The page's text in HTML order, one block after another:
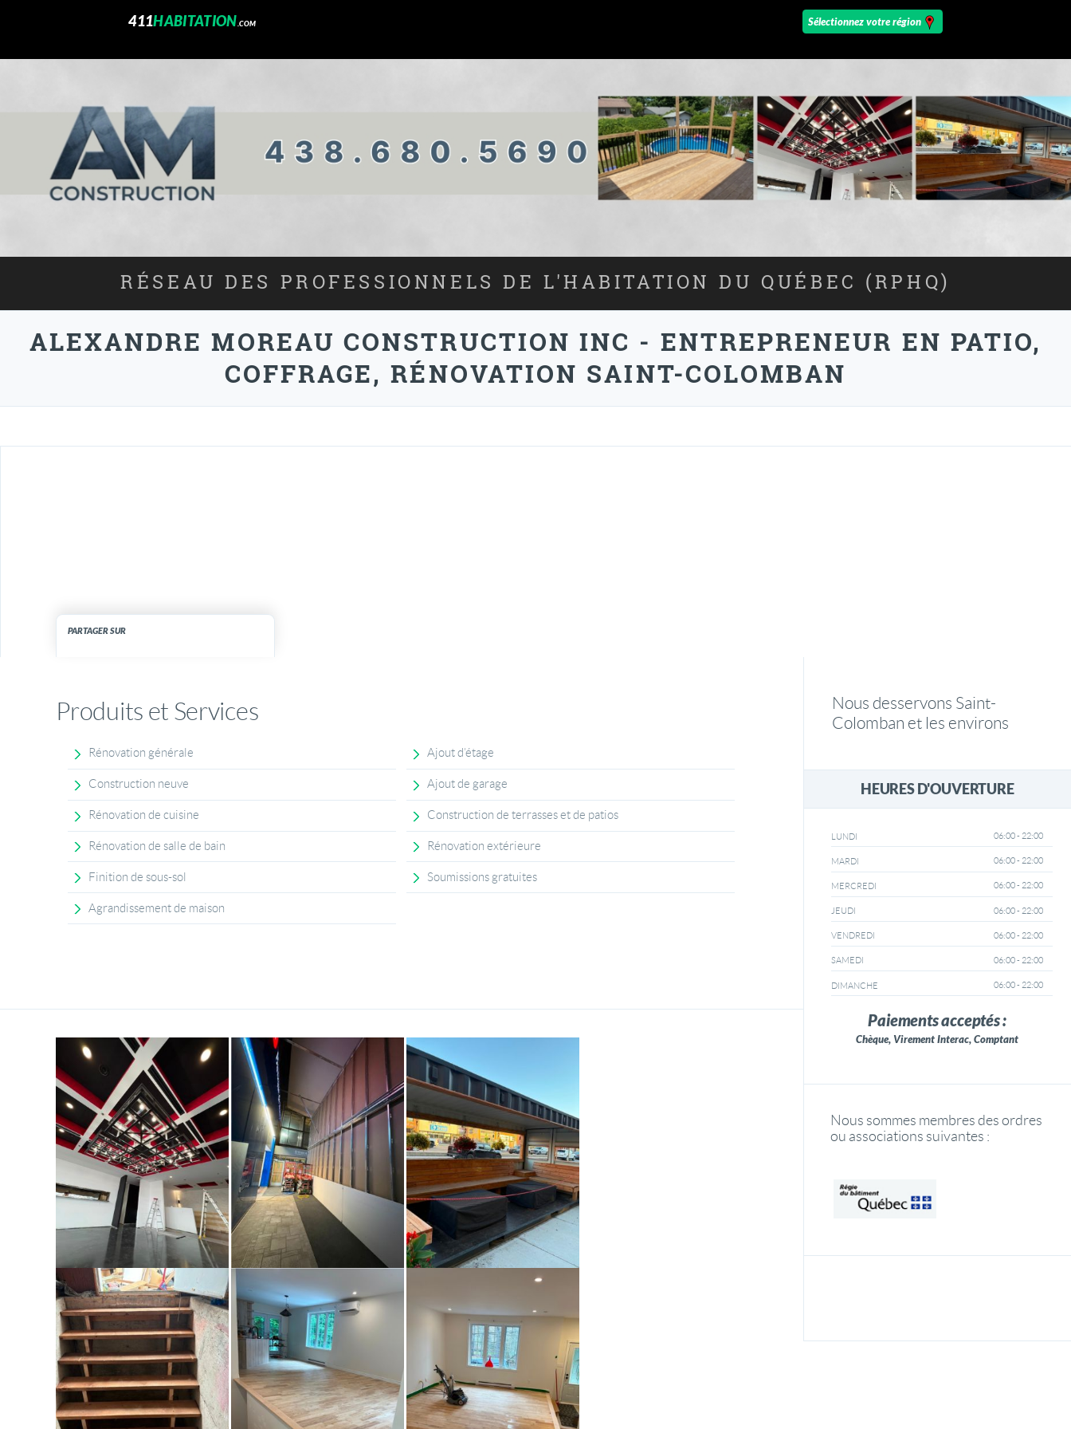
411HABITATION .COM
RÉSEAU DES PROFESSIONNELS DE L'HABITATION DU QUÉBEC (RPHQ)
ALEXANDRE MOREAU CONSTRUCTION INC - ENTREPRENEUR EN PATIO,
COFFRAGE, RÉNOVATION SAINT-COLOMBAN
PARTAGER SUR
Produits et Services
Rénovation générale
Construction neuve
Rénovation de cuisine
Rénovation de salle de bain
Finition de sous-sol
Agrandissement de maison
Ajout d’étage
Ajout de garage
Construction de terrasses et de patios
Rénovation extérieure
Soumissions gratuites
Nous desservons Saint-
Colomban et les environs
HEURES D'OUVERTURE
LUNDI 06:00 - 22:00
MARDI 06:00 - 22:00
MERCREDI 06:00 - 22:00
JEUDI 06:00 - 22:00
VENDREDI 06:00 - 22:00
SAMEDI 06:00 - 22:00
DIMANCHE 06:00 - 22:00
Paiements acceptés :
Chèque, Virement Interac, Comptant
Nous sommes membres des ordres
ou associations suivantes :